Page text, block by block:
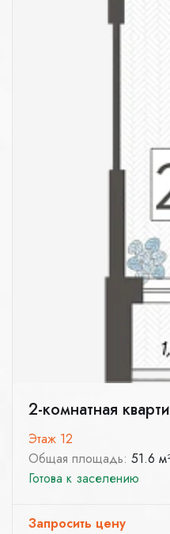
2-комнатная
Этаж 12
Общая площадь: 51.6
Готова к заселению
Запросить цену